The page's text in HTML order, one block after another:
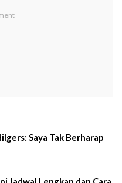
Saya Tak Berharap